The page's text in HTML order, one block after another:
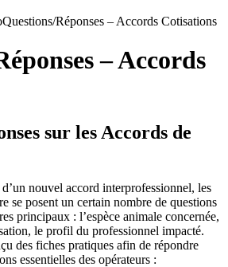
Questions/Réponses – Accords Cotisations
– Accords
sur les Accords de
nouvel accord interprofessionnel, les
se posent un certain nombre de questions
principaux : l’espèce animale concernée,
le profil du professionnel impacté.
des fiches pratiques afin de répondre
essentielles des opérateurs :